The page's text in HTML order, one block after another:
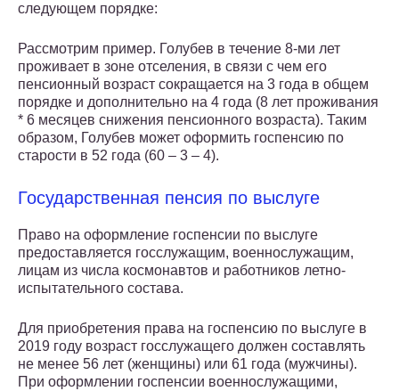
следующем порядке:
Рассмотрим пример. Голубев в течение 8-ми лет
проживает в зоне отселения, в связи с чем его
пенсионный возраст сокращается на 3 года в общем
порядке и дополнительно на 4 года (8 лет проживания
* 6 месяцев снижения пенсионного возраста). Таким
образом, Голубев может оформить госпенсию по
старости в 52 года (60 – 3 – 4).
Государственная пенсия по выслуге
Право на оформление госпенсии по выслуге
предоставляется госслужащим, военнослужащим,
лицам из числа космонавтов и работников летно-
испытательного состава.
Для приобретения права на госпенсию по выслуге в
2019 году возраст госслужащего должен составлять
не менее 56 лет (женщины) или 61 года (мужчины).
При оформлении госпенсии военнослужащими,